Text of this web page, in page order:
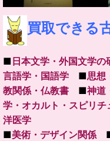
買取できる
■日本文学・外国文学の
言語学・国語学 ■思想
教関係・仏教書 ■神道
学・オカルト・スピリチ
洋医学
■美術・デザイン関係